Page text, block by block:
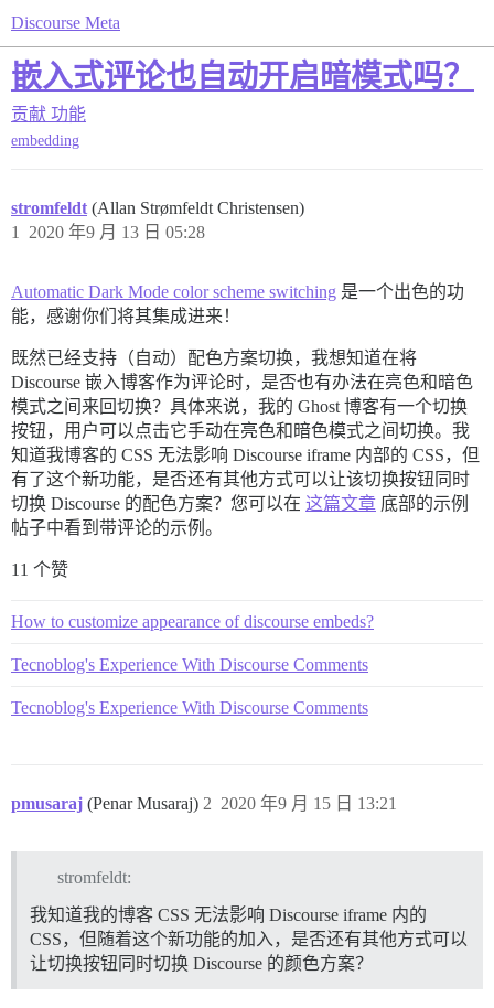
Discourse Meta
嵌入式评论也自动开启暗模式吗？
贡献 功能
embedding
stromfeldt (Allan Strømfeldt Christensen)
2020 年9 月 13 日 05:28
1
Automatic Dark Mode color scheme switching 是一个出色的功
能，感谢你们将其集成进来！
既然已经支持（自动）配色方案切换，我想知道在将
Discourse 嵌入博客作为评论时，是否也有办法在亮色和暗色
模式之间来回切换？具体来说，我的 Ghost 博客有一个切换
按钮，用户可以点击它手动在亮色和暗色模式之间切换。我
知道我博客的 CSS 无法影响 Discourse iframe 内部的 CSS，但
有了这个新功能，是否还有其他方式可以让该切换按钮同时
切换 Discourse 的配色方案？您可以在 这篇文章 底部的示例
帖子中看到带评论的示例。
11 个赞
How to customize appearance of discourse embeds?
Tecnoblog's Experience With Discourse Comments
Tecnoblog's Experience With Discourse Comments
pmusaraj (Penar Musaraj) 2020 年9 月 15 日 13:21
2
stromfeldt:
我知道我的博客 CSS 无法影响 Discourse iframe 内的
CSS，但随着这个新功能的加入，是否还有其他方式可以
让切换按钮同时切换 Discourse 的颜色方案？